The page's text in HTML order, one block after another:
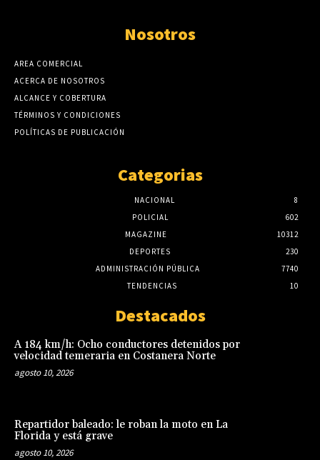
Nosotros
AREA COMERCIAL
ACERCA DE NOSOTROS
ALCANCE Y COBERTURA
TÉRMINOS Y CONDICIONES
POLÍTICAS DE PUBLICACIÓN
Categorias
NACIONAL
8
POLICIAL
602
MAGAZINE
10312
DEPORTES
230
ADMINISTRACIÓN PÚBLICA
7740
TENDENCIAS
10
Destacados
A 184 km/h: Ocho conductores detenidos por
velocidad temeraria en Costanera Norte
agosto 10, 2026
Repartidor baleado: le roban la moto en La
Florida y está grave
agosto 10, 2026